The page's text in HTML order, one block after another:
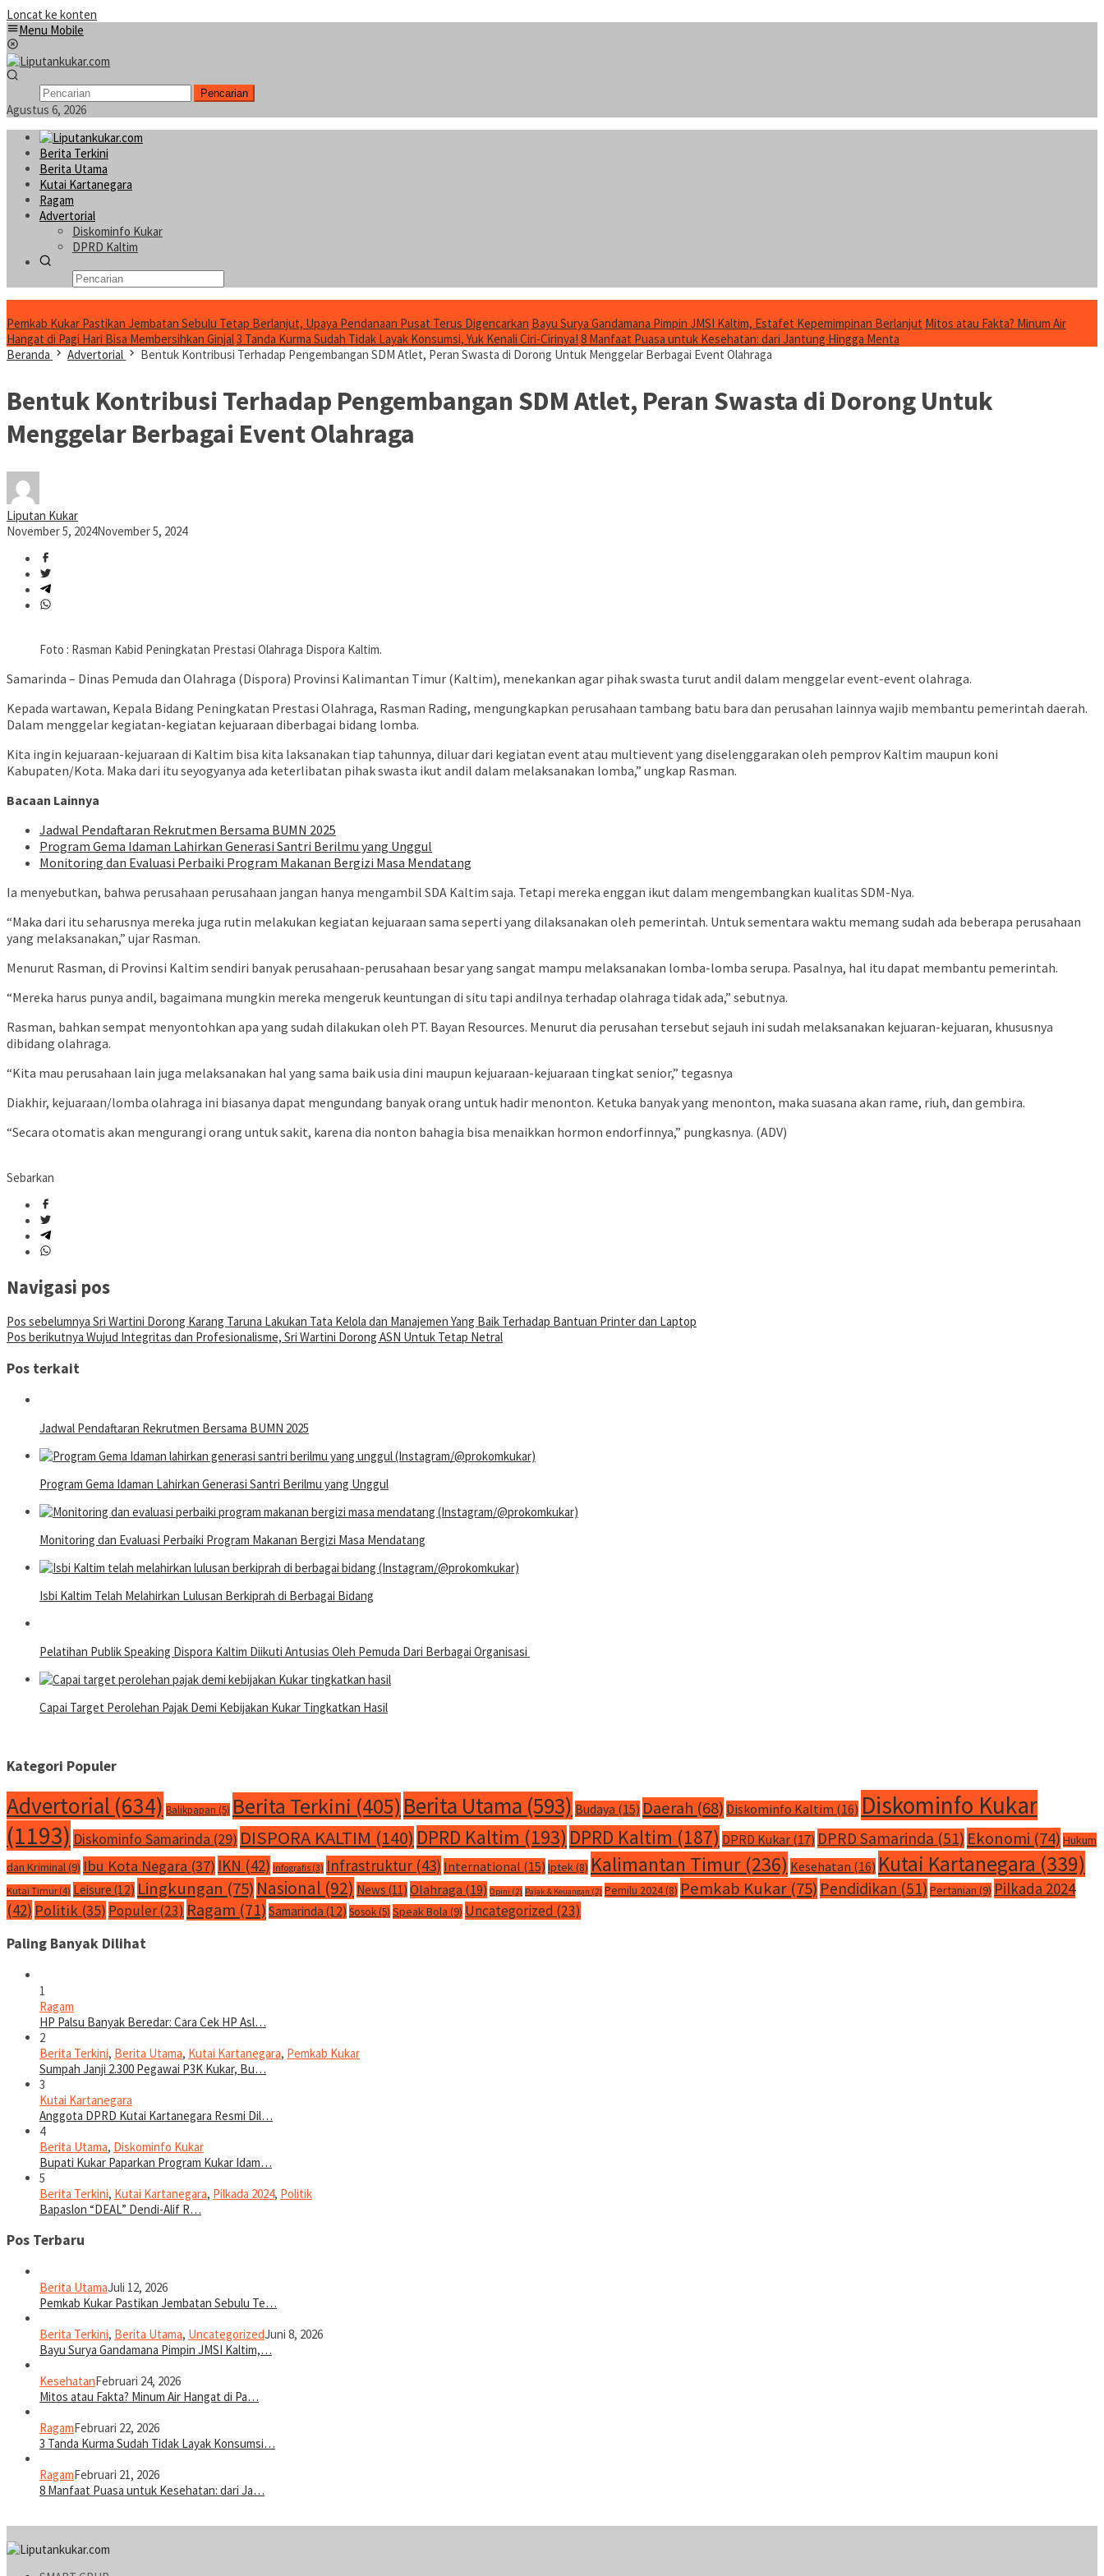
Loncat ke konten
Menu Mobile
Pencarian
Agustus 6, 2026
Berita Terkini
Berita Utama
Kutai Kartanegara
Ragam
Advertorial
Diskominfo Kukar
DPRD Kaltim
Pemkab Kukar Pastikan Jembatan Sebulu Tetap Berlanjut, Upaya Pendanaan Pusat Terus Digencarkan Bayu Surya Gandamana Pimpin JMSI Kaltim, Estafet Kepemimpinan Berlanjut Mitos atau Fakta? Minum Air
Hangat di Pagi Hari Bisa Membersihkan Ginjal3 Tanda Kurma Sudah Tidak Layak Konsumsi, Yuk Kenali Ciri-Cirinya! 8 Manfaat Puasa untuk Kesehatan: dari Jantung Hingga Menta
Beranda
Advertorial Bentuk Kontribusi Terhadap Pengembangan SDM Atlet, Peran Swasta di Dorong Untuk Menggelar Berbagai Event Olahraga
Bentuk Kontribusi Terhadap Pengembangan SDM Atlet, Peran Swasta di Dorong Untuk
Menggelar Berbagai Event Olahraga
Liputan Kukar
November 5, 2024November 5, 2024
Foto : Rasman Kabid Peningkatan Prestasi Olahraga Dispora Kaltim.
Samarinda – Dinas Pemuda dan Olahraga (Dispora) Provinsi Kalimantan Timur (Kaltim), menekankan agar pihak swasta turut andil dalam menggelar event-event olahraga.
Kepada wartawan, Kepala Bidang Peningkatan Prestasi Olahraga, Rasman Rading, mengungkapkan perusahaan tambang batu bara dan perusahan lainnya wajib membantu pemerintah daerah.
Dalam menggelar kegiatan-kegiatan kejuaraan diberbagai bidang lomba.
Kita ingin kejuaraan-kejuaraan di Kaltim bisa kita laksanakan tiap tahunnya, diluar dari kegiatan event atau multievent yang diselenggarakan oleh pemprov Kaltim maupun koni
Kabupaten/Kota. Maka dari itu seyogyanya ada keterlibatan pihak swasta ikut andil dalam melaksanakan lomba,” ungkap Rasman.
Bacaan Lainnya
Jadwal Pendaftaran Rekrutmen Bersama BUMN 2025
Program Gema Idaman Lahirkan Generasi Santri Berilmu yang Unggul
Monitoring dan Evaluasi Perbaiki Program Makanan Bergizi Masa Mendatang
Ia menyebutkan, bahwa perusahaan perusahaan jangan hanya mengambil SDA Kaltim saja. Tetapi mereka enggan ikut dalam mengembangkan kualitas SDM-Nya.
“Maka dari itu seharusnya mereka juga rutin melakukan kegiatan kejuaraan sama seperti yang dilaksanakan oleh pemerintah. Untuk sementara waktu memang sudah ada beberapa perusahaan
yang melaksanakan,” ujar Rasman.
Menurut Rasman, di Provinsi Kaltim sendiri banyak perusahaan-perusahaan besar yang sangat mampu melaksanakan lomba-lomba serupa. Pasalnya, hal itu dapat membantu pemerintah.
“Mereka harus punya andil, bagaimana mungkin mereka mengeruk keuntungan di situ tapi andilnya terhadap olahraga tidak ada,” sebutnya.
Rasman, bahkan sempat menyontohkan apa yang sudah dilakukan oleh PT. Bayan Resources. Menurut dia perusahan tersebut sejauh ini sudah melaksanakan kejuaran-kejuaran, khususnya
dibidang olahraga.
“Kita mau perusahaan lain juga melaksanakan hal yang sama baik usia dini maupun kejuaraan-kejuaraan tingkat senior,” tegasnya
Diakhir, kejuaraan/lomba olahraga ini biasanya dapat mengundang banyak orang untuk hadir menonton. Ketuka banyak yang menonton, maka suasana akan rame, riuh, dan gembira.
“Secara otomatis akan mengurangi orang untuk sakit, karena dia nonton bahagia bisa menaikkan hormon endorfinnya,” pungkasnya. (ADV)
Sebarkan
Navigasi pos
Pos sebelumnya Sri Wartini Dorong Karang Taruna Lakukan Tata Kelola dan Manajemen Yang Baik Terhadap Bantuan Printer dan Laptop
Pos berikutnya Wujud Integritas dan Profesionalisme, Sri Wartini Dorong ASN Untuk Tetap Netral
Pos terkait
Jadwal Pendaftaran Rekrutmen Bersama BUMN 2025
Program Gema Idaman Lahirkan Generasi Santri Berilmu yang Unggul
Monitoring dan Evaluasi Perbaiki Program Makanan Bergizi Masa Mendatang
Isbi Kaltim Telah Melahirkan Lulusan Berkiprah di Berbagai Bidang
Pelatihan Publik Speaking Dispora Kaltim Diikuti Antusias Oleh Pemuda Dari Berbagai Organisasi
Capai Target Perolehan Pajak Demi Kebijakan Kukar Tingkatkan Hasil
Kategori Populer
Advertorial (634) Balikpapan (5) Berita Terkini (405)Berita Utama (593) Budaya (15) Daerah (68) Diskominfo Kaltim (16) Diskominfo Kukar
(1193) Diskominfo Samarinda (29) DISPORA KALTIM (140) DPRD Kaltim (193) DPRD Kaltim (187) DPRD Kukar (17) DPRD Samarinda (51) Ekonomi (74) Hukum
dan Kriminal(9) Ibu Kota Negara (37) IKN (42) Infografis (3) Infrastruktur (43) International (15) Iptek(8) Kalimantan Timur (236) Kesehatan (16) Kutai Kartanegara (339)
Kutai Timur (4) Leisure (12) Lingkungan (75) Nasional (92) News (11) Olahraga (19) Opini (2) Pajak & Keuangan (2) Pemilu 2024(8) Pemkab Kukar (75) Pendidikan (51) Pertanian (9) Pilkada 2024
(42) Politik (35) Populer(23) Ragam (71) Samarinda (12) Sosok(5) Speak Bola (9) Uncategorized (23)
Paling Banyak Dilihat
1
Ragam
HP Palsu Banyak Beredar: Cara Cek HP Asl…
2
Berita Terkini, Berita Utama, Kutai Kartanegara, Pemkab Kukar
Sumpah Janji 2.300 Pegawai P3K Kukar, Bu…
3
Kutai Kartanegara
Anggota DPRD Kutai Kartanegara Resmi Dil…
4
Berita Utama, Diskominfo Kukar
Bupati Kukar Paparkan Program Kukar Idam…
5
Berita Terkini, Kutai Kartanegara, Pilkada 2024, Politik
Bapaslon “DEAL” Dendi-Alif R…
Pos Terbaru
Berita UtamaJuli 12, 2026
Pemkab Kukar Pastikan Jembatan Sebulu Te…
Berita Terkini, Berita Utama, UncategorizedJuni 8, 2026
Bayu Surya Gandamana Pimpin JMSI Kaltim,…
KesehatanFebruari 24, 2026
Mitos atau Fakta? Minum Air Hangat di Pa…
RagamFebruari 22, 2026
3 Tanda Kurma Sudah Tidak Layak Konsumsi…
RagamFebruari 21, 2026
8 Manfaat Puasa untuk Kesehatan: dari Ja…